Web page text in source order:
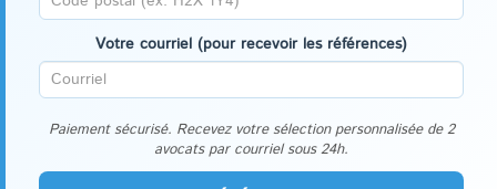
Votre courriel (pour recevoir les références)
Paiement sécurisé. Recevez votre sélection personnalisée de 2
avocats par courriel sous 24h.